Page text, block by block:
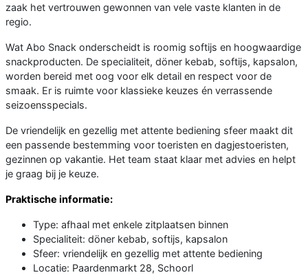
zaak het vertrouwen gewonnen van vele vaste klanten in de
regio.
Wat Abo Snack onderscheidt is roomig softijs en hoogwaardige
snackproducten. De specialiteit, döner kebab, softijs, kapsalon,
worden bereid met oog voor elk detail en respect voor de
smaak. Er is ruimte voor klassieke keuzes én verrassende
seizoensspecials.
De vriendelijk en gezellig met attente bediening sfeer maakt dit
een passende bestemming voor toeristen en dagjestoeristen,
gezinnen op vakantie. Het team staat klaar met advies en helpt
je graag bij je keuze.
Praktische informatie:
Type: afhaal met enkele zitplaatsen binnen
Specialiteit: döner kebab, softijs, kapsalon
Sfeer: vriendelijk en gezellig met attente bediening
Locatie: Paardenmarkt 28, Schoorl